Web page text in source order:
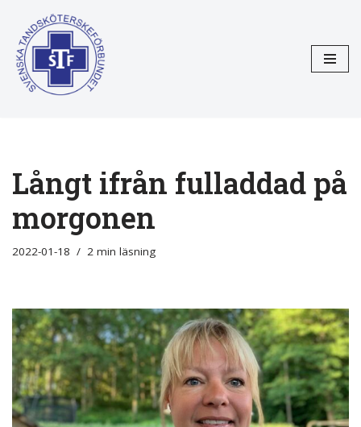
Hoppa
till
innehåll
Långt ifrån fulladdad på
morgonen
2022-01-18 2 min läsning